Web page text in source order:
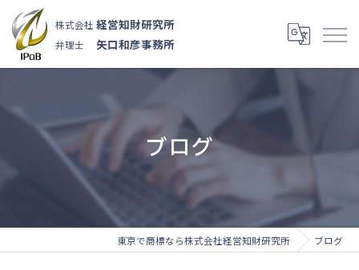
株式会社 経営知財研究所
弁理士 矢口和彦事務所
ブログ
東京で商標なら株式会社経営知財研究所 ブログ